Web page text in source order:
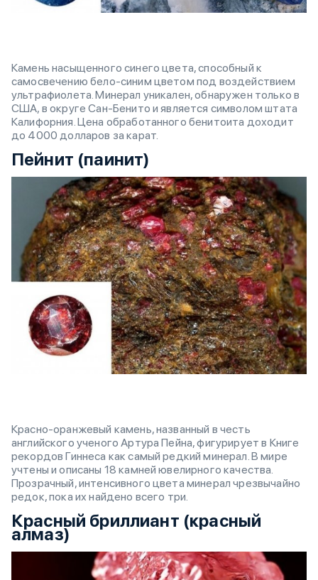
Камень насыщенного синего цвета, способный к
самосвечению бело-синим цветом под воздействием
ультрафиолета. Минерал уникален, обнаружен только в
США, в округе Сан-Бенито и является символом штата
Калифорния. Цена обработанного бенитоита доходит
до 4000 долларов за карат.
Пейнит (паинит)
Красно-оранжевый камень, названный в честь
английского ученого Артура Пейна, фигурирует в Книге
рекордов Гиннеса как самый редкий минерал. В мире
учтены и описаны 18 камней ювелирного качества.
Прозрачный, интенсивного цвета минерал чрезвычайно
редок, пока их найдено всего три.
Красный бриллиант (красный
алмаз)